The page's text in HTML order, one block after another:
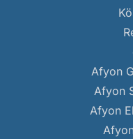
Afyon
Afyon
Afyon